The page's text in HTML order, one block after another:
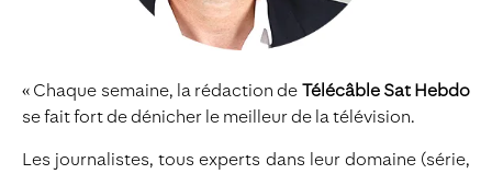
« Chaque semaine, la rédaction de Télécâble Sat Hebdo
se fait fort de dénicher le meilleur de la télévision.
Les journalistes, tous experts dans leur domaine (série,